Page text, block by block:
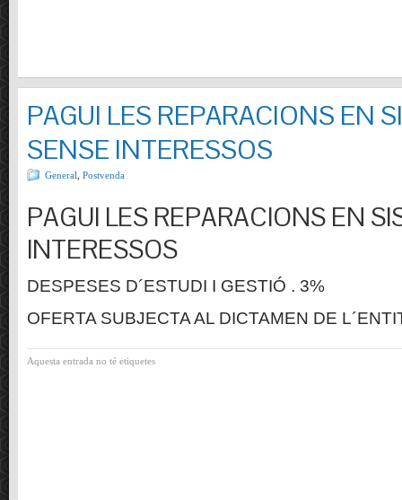
PAGUI LES REPARACIONS EN
SENSE INTERESSOS
General Postvenda
PAGUI LES REPARACIONS EN
INTERESSOS
DESPESES D´ESTUDI I GESTIÓ . 3%
OFERTA SUBJECTA AL DICTAMEN DE
Aquesta entrada no té etiquetes